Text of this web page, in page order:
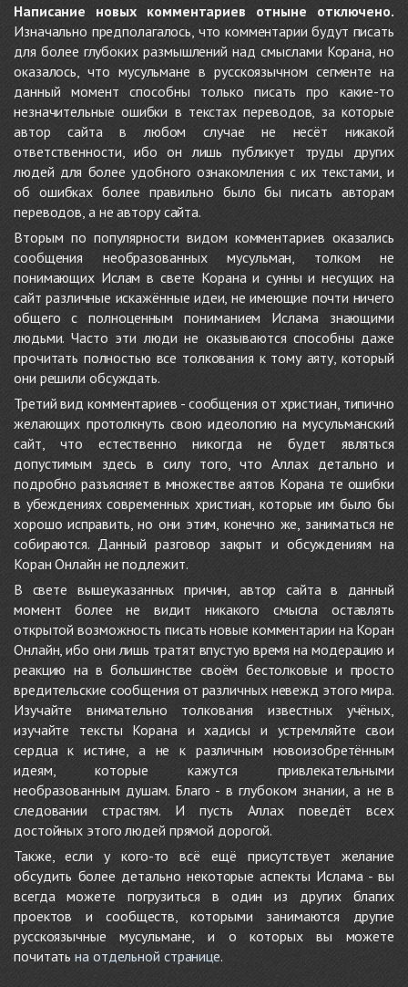
Написание новых комментариев отныне отключено.
Изначально предполагалось, что комментарии будут писать
для более глубоких размышлений над смыслами Корана, но
оказалось, что мусульмане в русскоязычном сегменте на
данный момент способны только писать про какие-то
незначительные ошибки в текстах переводов, за которые
автор сайта в любом случае не несёт никакой
ответственности, ибо он лишь публикует труды других
людей для более удобного ознакомления с их текстами, и
об ошибках более правильно было бы писать авторам
переводов, а не автору сайта.
Вторым по популярности видом комментариев оказались
сообщения необразованных мусульман, толком не
понимающих Ислам в свете Корана и сунны и несущих на
сайт различные искажённые идеи, не имеющие почти ничего
общего с полноценным пониманием Ислама знающими
людьми. Часто эти люди не оказываются способны даже
прочитать полностью все толкования к тому аяту, который
они решили обсуждать.
Третий вид комментариев - сообщения от христиан, типично
желающих протолкнуть свою идеологию на мусульманский
сайт, что естественно никогда не будет являться
допустимым здесь в силу того, что Аллах детально и
подробно разъясняет в множестве аятов Корана те ошибки
в убеждениях современных христиан, которые им было бы
хорошо исправить, но они этим, конечно же, заниматься не
собираются. Данный разговор закрыт и обсуждениям на
Коран Онлайн не подлежит.
В свете вышеуказанных причин, автор сайта в данный
момент более не видит никакого смысла оставлять
открытой возможность писать новые комментарии на Коран
Онлайн, ибо они лишь тратят впустую время на модерацию и
реакцию на в большинстве своём бестолковые и просто
вредительские сообщения от различных невежд этого мира.
Изучайте внимательно толкования известных учёных,
изучайте тексты Корана и хадисы и устремляйте свои
сердца к истине, а не к различным новоизобретённым
идеям, которые кажутся привлекательными
необразованным душам. Благо - в глубоком знании, а не в
следовании страстям. И пусть Аллах поведёт всех
достойных этого людей прямой дорогой.
Также, если у кого-то всё ещё присутствует желание
обсудить более детально некоторые аспекты Ислама - вы
всегда можете погрузиться в один из других благих
проектов и сообществ, которыми занимаются другие
русскоязычные мусульмане, и о которых вы можете
почитатьна отдельной странице.